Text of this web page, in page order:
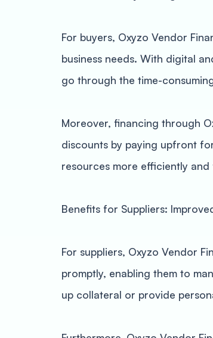
For buyers, Oxyzo Vendor
business needs. With digital
go through the time-
Moreover, financing through
discounts by paying upfront
resources more efficiently
Benefits for Suppliers:
For suppliers, Oxyzo Vendor
promptly, enabling them to
up collateral or provide